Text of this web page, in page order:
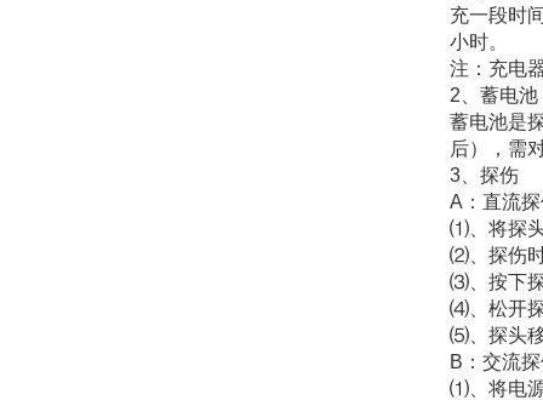
充一段时
小时。
注：充电
2、蓄电池
蓄电池是
后），需
3、探伤
A：直流
⑴、将探
⑵、探伤
⑶、按下
⑷、松开
⑸、探头
B：交流
⑴、将电